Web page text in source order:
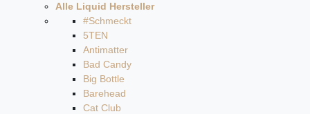
Alle Liquid Hersteller
#Schmeckt
5TEN
Antimatter
Bad Candy
Big Bottle
Barehead
Cat Club